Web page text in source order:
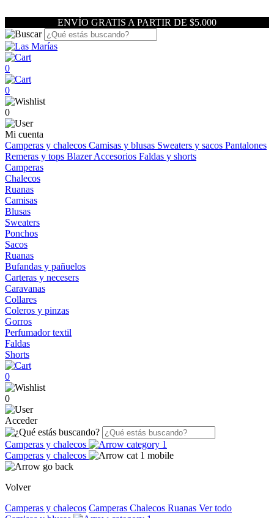
ENVÍO GRATIS A PARTIR DE $5.000
0
0
0
Mi cuenta
Camperas y chalecos Camisas y blusas Sweaters y sacos Pantalones
Remeras y tops BlazerAccesorios Faldas y shorts
Camperas
Chalecos
Ruanas
Camisas
Blusas
Sweaters
Ponchos
Sacos
Ruanas
Bufandas y pañuelos
Carteras y necesers
Caravanas
Collares
Coleros y pinzas
Gorros
Perfumador textil
Faldas
Shorts
0
0
Acceder
Camperas y chalecos
Camperas y chalecos
Volver
Camperas y chalecos Camperas Chalecos Ruanas Ver todo